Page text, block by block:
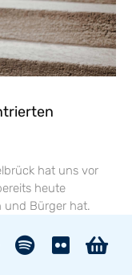
hat uns vor
heute
und Bürger hat.